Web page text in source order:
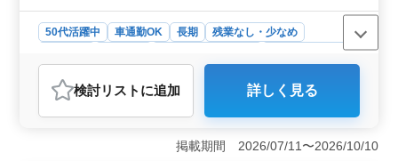
50代活躍中 車通勤OK 長期
残業なし・少なめ
医療事務・受付
おすすめポイント
＜経験を活かせる内科クリニック＞ この求人は、診療
報酬請求の経験がある方に適しています。主な業務には
おり、内科のクリニックでこれまでの医療事務経験を活
検討リスト に追加 詳しく見る
掲載期間 2026/07/11〜2026/10/10